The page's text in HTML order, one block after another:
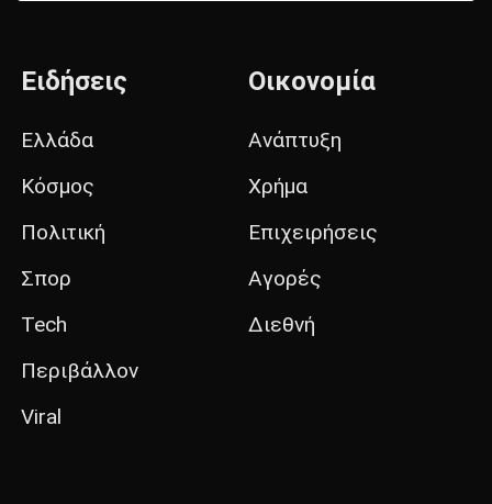
Ειδήσεις
Ελλάδα
Κόσμος
Πολιτική
Σπορ
Tech
Περιβάλλον
Viral
Οικονομία
Ανάπτυξη
Χρήμα
Επιχειρήσεις
Αγορές
Διεθνή